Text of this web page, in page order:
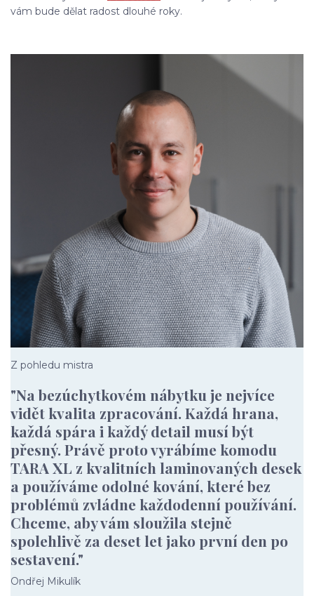
vám bude dělat radost dlouhé roky.
Z pohledu mistra
"Na bezúchytkovém nábytku je nejvíce
vidět kvalita zpracování. Každá hrana,
každá spára i každý detail musí být
přesný. Právě proto vyrábíme komodu
TARA XL z kvalitních laminovaných desek
a používáme odolné kování, které bez
problémů zvládne každodenní používání.
Chceme, aby vám sloužila stejně
spolehlivě za deset let jako první den po
sestavení."
Ondřej Mikulík